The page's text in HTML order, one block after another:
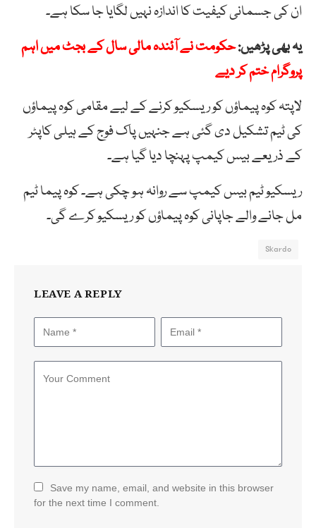
ان کی جسمانی کیفیت کا اندازہ نہیں لگایا جا سکا ہے۔
یہ بھی پڑھیں:حکومت نے آئندہ مالی سال کے بجٹ میں اہم
پروگرام ختم کر دیے
لاپتہ کوہ پیماؤں کو ریسکیو کرنے کے لیے مقامی کوہ پیماؤں
کی ٹیم تشکیل دی گئی ہے جنہیں پاک فوج کے ہیلی کاپٹر
کے ذریعے بیس کیمپ پہنچا دیا گیا ہے۔
ریسکیو ٹیم بیس کیمپ سے روانہ ہو چکی ہے۔ کوہ پیما ٹیم
مل جانے والے جاپانی کوہ پیماؤں کو ریسکیو کرے گی۔
Skardo
LEAVE A REPLY
Save my name, email, and website in this browser
for the next time I comment.